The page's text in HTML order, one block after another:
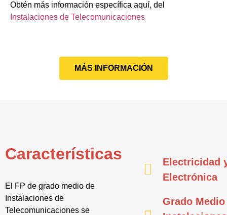
Obtén más información específica aquí, del
Instalaciones de Telecomunicaciones
MÁS INFORMACIÓN
Características
El FP de grado medio de
Instalaciones de
Telecomunicaciones se
Electricidad
Electrónica
Grado Medio